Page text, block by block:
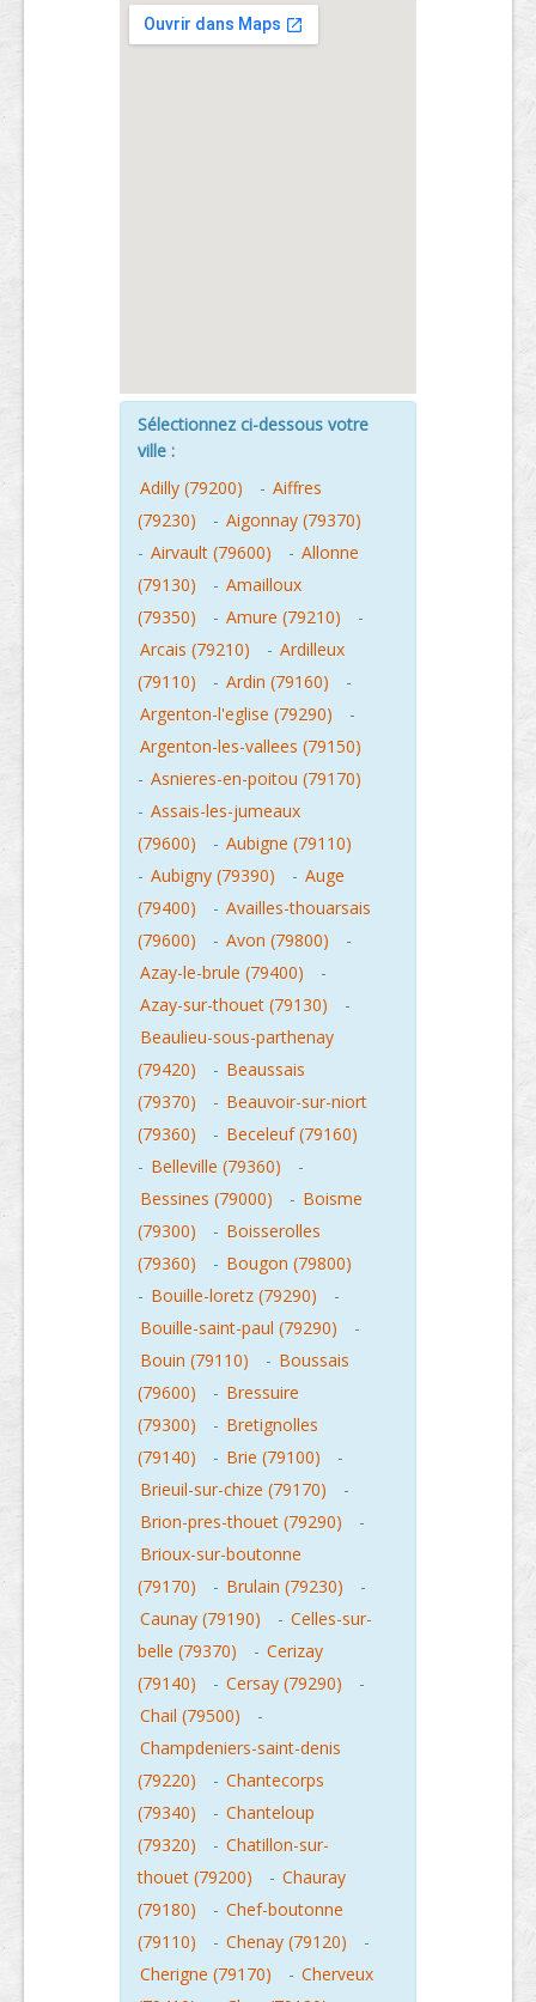
Sélectionnez ci-dessous votre
ville :
Adilly (79200)
- Aiffres
(79230)
- Aigonnay (79370)
- Airvault (79600) - Allonne
(79130)
- Amailloux
(79350)
- Amure (79210)
-
Arcais (79210)
- Ardilleux
(79110)
- Ardin (79160)
-
Argenton-l'eglise (79290)
-
Argenton-les-vallees (79150)
- Asnieres-en-poitou (79170)
- Assais-les-jumeaux
(79600)
- Aubigne (79110)
- Aubigny (79390) - Auge
(79400)
- Availles-thouarsais
(79600)
- Avon (79800)
-
Azay-le-brule (79400)
-
Azay-sur-thouet (79130)
-
Beaulieu-sous-parthenay
(79420)
- Beaussais
(79370)
- Beauvoir-sur-niort
(79360)
- Beceleuf (79160)
- Belleville (79360)
-
Bessines (79000)
- Boisme
(79300)
- Boisserolles
(79360)
- Bougon (79800)
- Bouille-loretz (79290)
-
Bouille-saint-paul (79290)
-
Bouin (79110)
- Boussais
(79600)
- Bressuire
(79300)
- Bretignolles
(79140)
- Brie (79100)
-
Brieuil-sur-chize (79170)
-
Brion-pres-thouet (79290)
-
Brioux-sur-boutonne
(79170)
- Brulain (79230)
-
Caunay (79190)
- Celles-sur-
belle (79370)
- Cerizay
(79140)
- Cersay (79290)
-
Chail (79500)
-
Champdeniers-saint-denis
(79220)
- Chantecorps
(79340)
- Chanteloup
(79320)
- Chatillon-sur-
thouet (79200)
- Chauray
(79180)
- Chef-boutonne
(79110)
- Chenay (79120)
-
Cherigne (79170)
- Cherveux